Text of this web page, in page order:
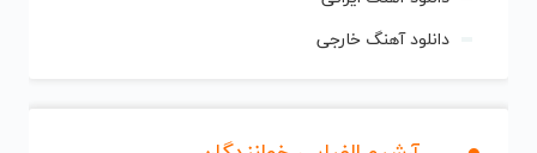
دانلود آهنگ خارجی